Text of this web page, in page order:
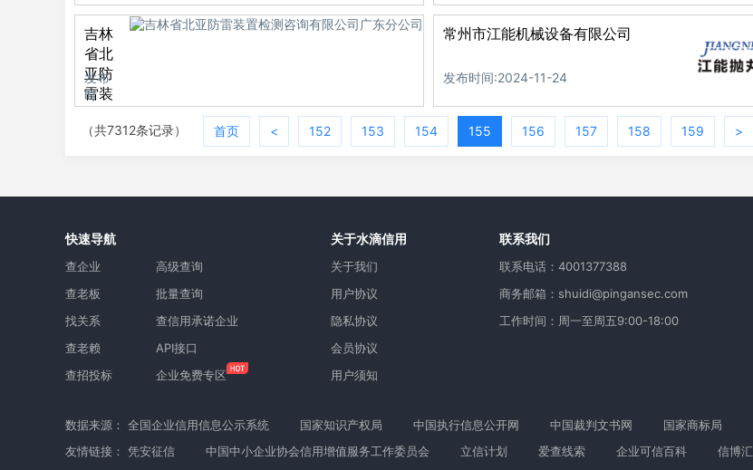
吉林
省北
亚防
雷装
测咨
司广
公司
发布
时
间:2024-
11-24
常州市江能机械设备有限公司
发布时间:2024-11-24
（共7312条记录） 首页 < 152 153 154 155 156 157 158 159 >
快速导航
查企业
查老板
找关系
查老赖
查招投标
高级查询
批量查询
查信用承诺企业
API接口
企业免费专区
关于水滴信用
关于我们
用户协议
隐私协议
会员协议
用户须知
联系我们
联系电话：4001377388
商务邮箱：shuidi@pingansec.com
工作时间：周一至周五9:00-18:00
数据来源： 全国企业信用信息公示系统 国家知识产权局 中国执行信息公开网 中国裁判文书网 国家商标局
友情链接： 凭安征信 中国中小企业协会信用增值服务工作委员会 立信计划 爱查线索 企业可信百科 信博汇